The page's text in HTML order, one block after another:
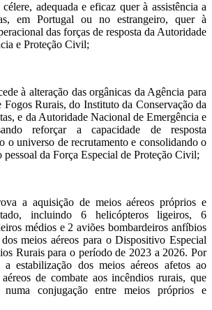
adequada e eficaz quer à assistência a
em Portugal ou no estrangeiro, quer à
das forças de resposta da Autoridade
e Proteção Civil;
à alteração das orgânicas da Agência para
Fogos Rurais, do Instituto da Conservação da
e da Autoridade Nacional de Emergência e
reforçar a capacidade de resposta
o universo de recrutamento e consolidando o
pessoal da Força Especial de Proteção Civil;
a aquisição de meios aéreos próprios e
incluindo 6 helicópteros ligeiros, 6
médios e 2 aviões bombardeiros anfíbios
meios aéreos para o Dispositivo Especial
Rurais para o período de 2023 a 2026. Por
a estabilização dos meios aéreos afetos ao
de combate aos incêndios rurais, que
numa conjugação entre meios próprios e